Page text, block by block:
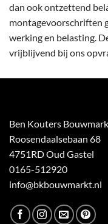
dan ook ontzettend
montagevoorschriften
werking en belasting.
vrijblijvend bij ons
Ben Kouters
Roosendaalsebaan 68
4751RD Oud Gastel
0165-512920
info@bkbouwmarkt.nl